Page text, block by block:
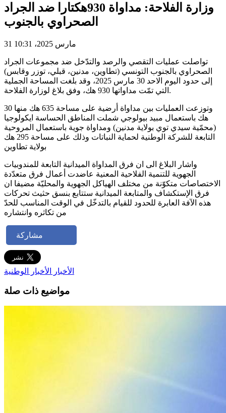
وزارة الفلاحة: مداواة 930هكتارا ضد الجراد
الصحراوي بالجنوب
31 مارس 2025، 10:31
تواصلت عمليات التقصي والرصد والتدّخل ضد مجموعات الجراد
الصحراوي بالجنوب التونسي (تطاوين، مدنين، قبلي، توزر وقابس)
إلى حدود اليوم الاحد 30 مارس 2025، وقد بلغت المساحة الجملية
التي تمّت مداواتها 930 هك، وفق بلاغ لوزارة الفلاحة.
وتوزعت العمليات بين مداواة أرضية على مساحة 635 هك منها 30
هك باستعمال مبيد بيولوجي شملت المناطق الحساسة ايكولوجيا
(محمّية سيدي توي بولاية مدنين) ومداواة جوية باستعمال المروحية
التابعة للشركة الوطنية لحماية النباتات وذلك على مساحة 295 هك
بولاية تطاوين
واشار البلاغ الى ان فرق المداواة الميدانية التابعة للمندوبيات
الجهوية للتنمية الفلاحية المعنية عاضدت أعمال فرق متعدّدة
الاختصاصات متكوّنة من مختلف الهياكل الجهوية والمحليّة مضيفا ان
فرق الإستكشاف والمتابعة الميدانية ستتابع بنسق حثيث تحركات
هذه الآفة العابرة للحدود للقيام بالتدخّل في الوقت المناسب للحدّ
من تكاثره وانتشاره
مشاركة
الأخبار الأخبار الوطنية
مواضيع ذات صلة